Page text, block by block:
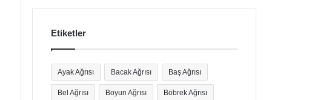
Etiketler
Ayak Ağrısı Bacak Ağrısı Baş Ağrısı
Bel Ağrısı Boyun Ağrısı Böbrek Ağrısı